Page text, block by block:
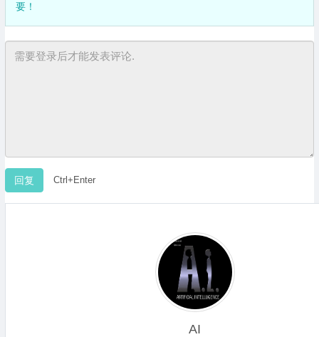
要！
Ctrl+Enter
AI